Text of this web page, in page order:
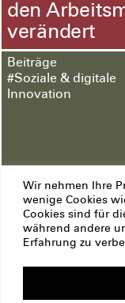
Wir nehmen Ihre
wenige Cookies
Cookies sind für
während andere
Erfahrung zu
den
verändert
Beiträge
#Soziale & digitale
Innovation
Drei Fragen
Andrea Plut-
Sauer